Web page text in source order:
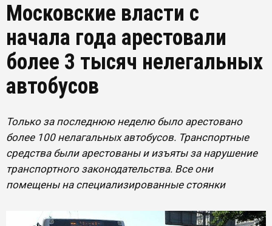
Московские власти с
начала года арестовали
более 3 тысяч нелегальных
автобусов
Только за последнюю неделю было арестовано
более 100 нелагальных автобусов. Транспортные
средства были арестованы и изъяты за нарушение
транспортного законодательства. Все они
помещены на специализированные стоянки